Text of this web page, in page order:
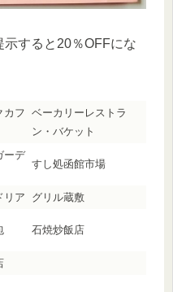
すると20％OFFにな
カフ ベーカリーレストラ
ン・バケット
ーデ
すし処函館市場
リア
グリル蔵敷
石焼炒飯店